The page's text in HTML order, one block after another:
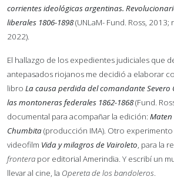
corrientes ideológicas argentinas.
liberales 1806-1898(UNLaM- Fund. Ross,
2022).
El hallazgo de los expedientes judiciales que
antepasados riojanos me decidió a elaborar
libro La causa perdida del comandante Severo
las montoneras federales 1862-1868(Fund.
documental para acompañar la edición: Maten
Chumbita(producción IMA). Otro
videofilm Vida y milagros de Vairoleto, para la
frontera por editorial Amerindia. Y escribí un
llevar al cine, la Opereta de los bandoleros.